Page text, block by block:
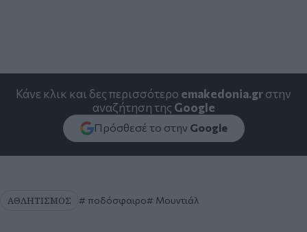
Κάνε κλικ και δες περισσότερο emakedonia.grστην
αναζήτηση της Google
Πρόσθεσέ το στην Google
ΑΘΛΗΤΙΣΜΟΣ ποδόσφαιρο Μουντιάλ